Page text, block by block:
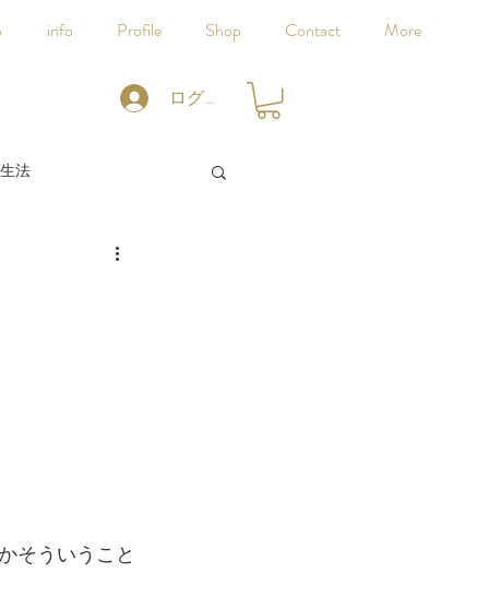
info Profile Shop Contact More
ログイン
法
そういうこと